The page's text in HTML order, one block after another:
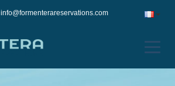
info@formenterareservations.com